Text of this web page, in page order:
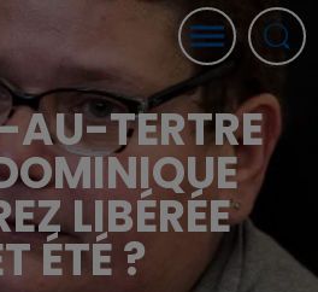
AU-TERTRE
LIBÉRÉE
ÉTÉ ?